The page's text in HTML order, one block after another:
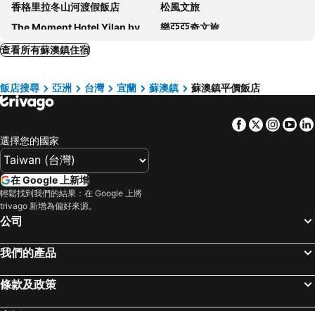
香格里拉冬山河渡假飯店
松風文旅
The Moment Hotel Yilan by Lakeshore
樂亞亞奇文旅
幸福星空旅店
Hive Hotel
Jia-Jia Business Hotel
Jin Hua Hotel
Gui Zu Hotel
Kapok Hotel & Resorts
Loherb Bed And Breakfast
Brighthouse
Bellis
Yilan Happiness Inn
查看所有蘇澳鎮住宿
飯店搜尋 亞洲 台灣 宜蘭 蘇澳鎮 蘇澳鎮平價飯店
Facebook
Twitter
選擇您的國家
在 Google 上新增
輕鬆找到我們的結果：在 Google 上將
trivago 新增為偏好來源。
公司
我們的產品
條款及政策